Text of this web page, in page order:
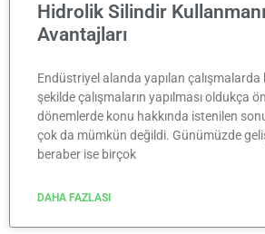
Hidrolik Silindir
Avantajları
Endüstriyel alanda yapılan çalışmalarda
şekilde çalışmaların yapılması oldukça
dönemlerde konu hakkında istenilen
çok da mümkün değildi. Günümüzde
beraber ise birçok
DAHA FAZLASI